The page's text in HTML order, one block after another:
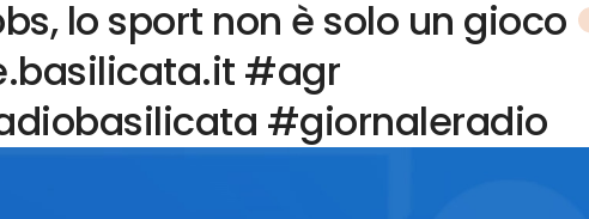
lo sport non è solo un gioco
#agr
#giornaleradio